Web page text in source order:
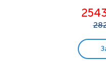
Аналізи для жінок
Аналізи для
дослідження дозволяє